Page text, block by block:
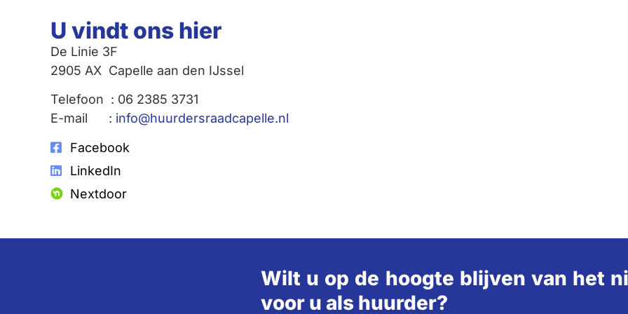
U vindt ons hier
De Linie 3F
2905 AX Capelle aan den IJssel
Telefoon : 06 2385 3731
E-mail : info@huurdersraadcapelle.nl
Facebook
LinkedIn
Nextdoor
Wilt u op de hoogte blijven van het
voor u als huurder?